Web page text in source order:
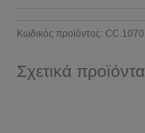
Κωδικός προϊόντος: CC.1070
Σχετικά προϊόντα